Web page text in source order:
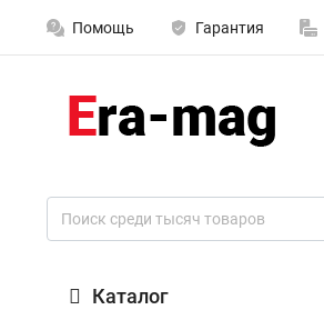
Помощь Гарантия
Каталог